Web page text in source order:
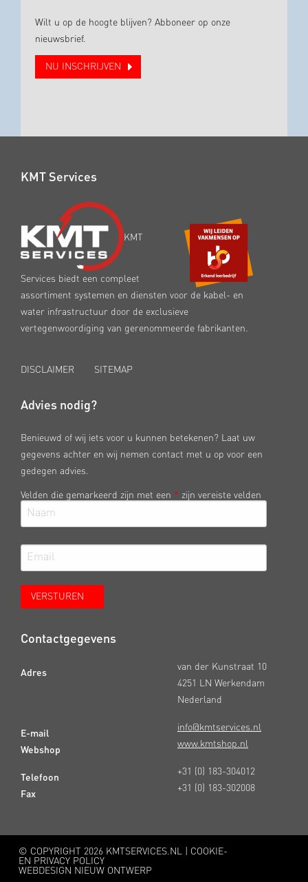
Wilt u op de hoogte blijven? Abboneer op onze
nieuwsbrief.
NU INSCHRIJVEN
KMT Services
KMT
Services biedt een compleet
assortiment systemen en diensten voor de kabel- en
water infrastructuur door de exclusieve
vertegenwoordiging van gerenommeerde fabrikanten.
DISCLAIMER SITEMAP
Advies nodig?
Benieuwd of wij iets voor u kunnen betekenen? Laat uw
gegevens achter en wij nemen contact met u op voor een
gedegen advies.
Velden die gemarkeerd zijn met een * zijn vereiste velden
Contactgegevens
Adres
E-mail
Webshop
Telefoon
Fax
van der Kunstraat 10
4251 LN Werkendam
Nederland
info@kmtservices.nl
www.kmtshop.nl
+31 (0) 183-304012
+31 (0) 183-302008
© COPYRIGHT 2026 KMTSERVICES.NL | COOKIE-
EN PRIVACY POLICY
WEBDESIGN NIEUW ONTWERP